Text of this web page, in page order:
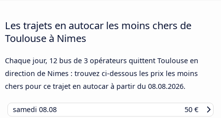
Les trajets en autocar les moins chers de
Toulouse à Nimes
Chaque jour, 12 bus de 3 opérateurs quittent Toulouse en
direction de Nimes : trouvez ci-dessous les prix les moins
chers pour ce trajet en autocar à partir du 08.08.2026.
samedi 08.08
50 €